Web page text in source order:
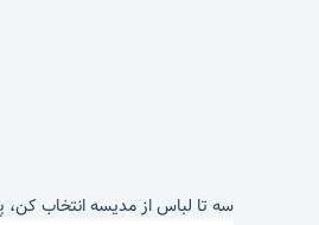
سه تا لباس از مدیسه انتخاب کن،